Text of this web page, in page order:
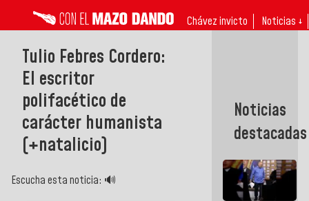
Chávez invicto Noticias ↓
Tulio Febres Cordero:
El escritor
polifacético de
carácter humanista
(+natalicio)
Escucha esta noticia: 🔊
Noticias
destacadas